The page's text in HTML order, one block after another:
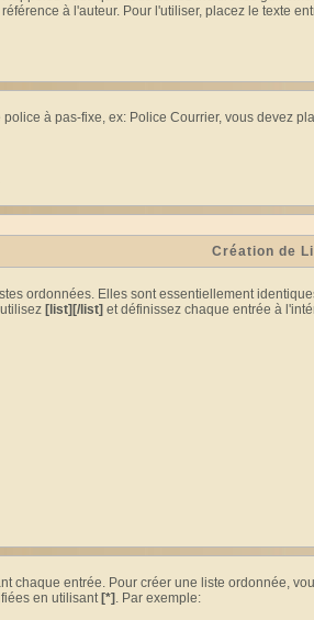
à l'auteur. Pour l'utiliser, placez le texte
à pas-fixe, ex: Police Courrier, vous devez
Création de
ordonnées. Elles sont essentiellement
[list][/list] et définissez chaque entrée à
chaque entrée. Pour créer une liste ordonnée,
en utilisant [*] . Par exemple: